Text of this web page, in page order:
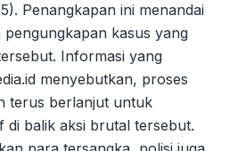
Penangkapan ini menandai
kasus yang
Informasi yang
menyebutkan, proses
terus berlanjut untuk
di balik aksi brutal tersebut.